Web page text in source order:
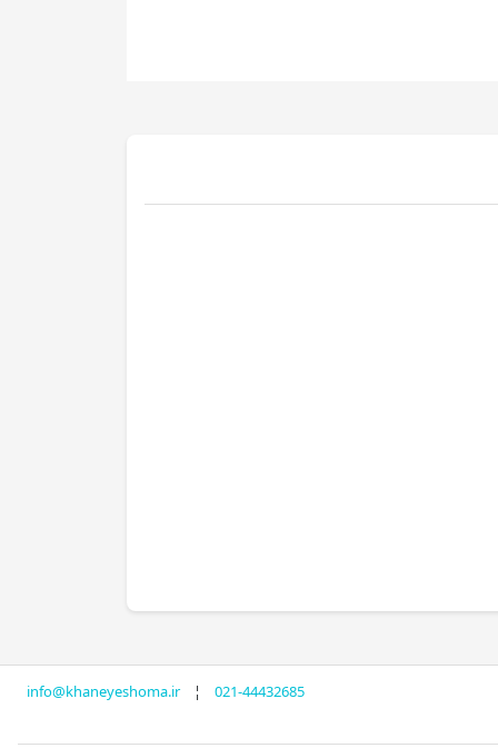
info@khaneyeshoma.ir¦ 021-44432685